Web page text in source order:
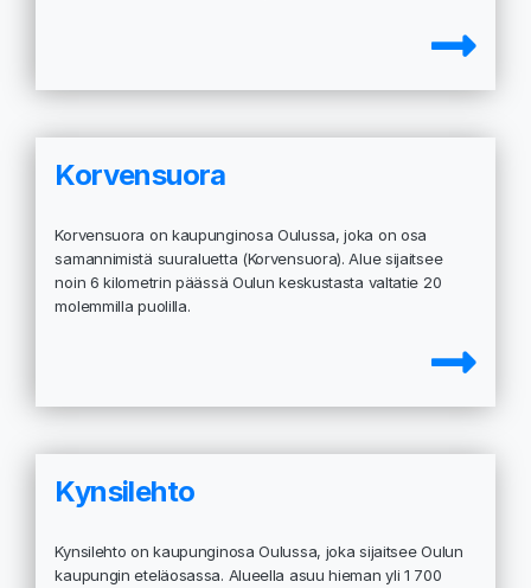
Korvensuora
Korvensuora on kaupunginosa Oulussa, joka on osa
samannimistä suuraluetta (Korvensuora). Alue sijaitsee
noin 6 kilometrin päässä Oulun keskustasta valtatie 20
molemmilla puolilla.
Kynsilehto
Kynsilehto on kaupunginosa Oulussa, joka sijaitsee Oulun
kaupungin eteläosassa. Alueella asuu hieman yli 1 700